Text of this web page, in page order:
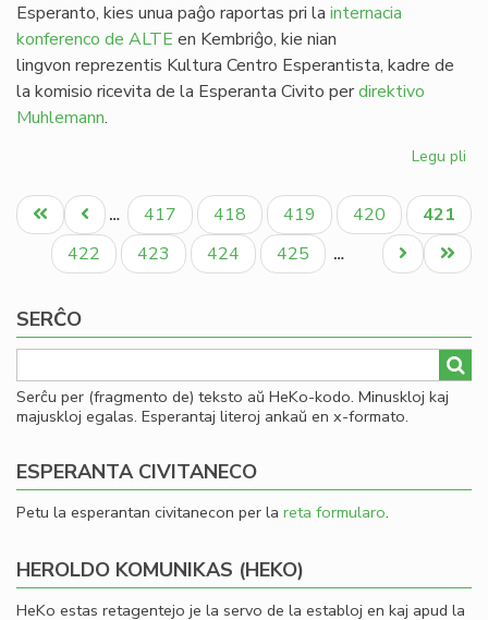
Esperanto, kies unua paĝo raportas pri la internacia
konferenco de ALTE en Kembriĝo, kie nian
lingvon reprezentis Kultura Centro Esperantista, kadre de
la komisio ricevita de la Esperanta Civito perdirektivo
Muhlemann.
Legu pli
de
en
Pagination
Unua
paĝo
Antaŭa
paĝo
… Paĝo
417 Paĝo
418 Paĝo
419 Paĝo
420
Aktuala
paĝo
421
Paĝo
422 Paĝo
423 Paĝo
424 Paĝo
425 …
Last
page
Next
page
SERĈO
Serĉu per (fragmento de) teksto aŭ HeKo-kodo. Minuskloj kaj
majuskloj egalas. Esperantaj literoj ankaŭ en x-formato.
ESPERANTA CIVITANECO
Petu la esperantan civitanecon per la reta formularo.
HEROLDO KOMUNIKAS (HEKO)
HeKo estas retagentejo je la servo de la establoj en kaj apud la